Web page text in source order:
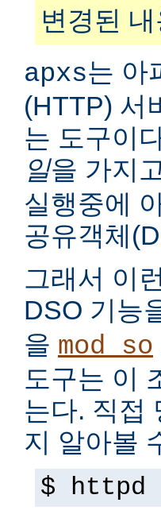
변경된
apxs는 아
(HTTP) 서
는 도구이
일을 가지
실행중에
공유객체
그래서 이
DSO 기능
을 mod_so
도구는 이
는다. 직접
지 알아볼
$